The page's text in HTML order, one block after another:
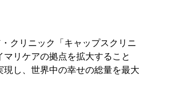
クリニック「キャップスクリニ
リケアの拠点を拡大すること
し、世界中の幸せの総量を最大